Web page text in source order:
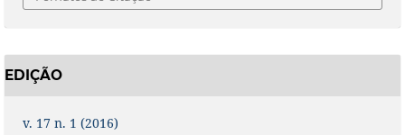
EDIÇÃO
v. 17 n. 1 (2016)